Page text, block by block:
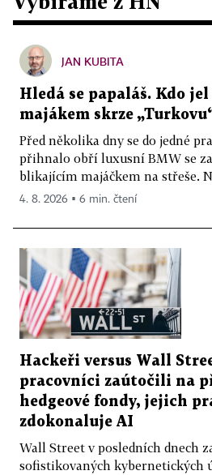
JAN KUBITA
Hledá se papaláš. Kdo
majákem skrze
Před několika dny se do jedné
přihnalo obří luxusní BMW se
blikajícím majáčkem na střeše.
4. 8. 2026 ▪ 6 min. čtení
Hackeři versus Wall
pracovníci zaútočili na
hedgeové fondy, jejich
zdokonaluje AI
Wall Street v posledních dnech
sofistikovaných kybernetických